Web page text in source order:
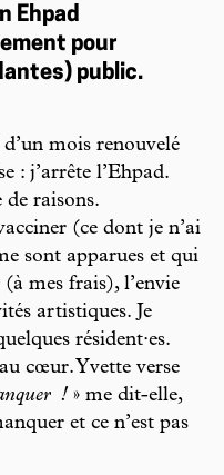
Ehpad
pour
public.
mois renouvelé
: j’arrête l’Ehpad.
de raisons.
(ce dont je n’ai
sont apparues et qui
(à mes frais), l’envie
artistiques. Je
résident·es.
cœur. Yvette verse
! » me dit-elle,
et ce n’est pas